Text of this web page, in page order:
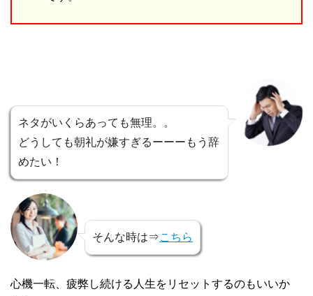
ネタがいくらあっても無理。。
どうしても朝礼が嫌すぎるーーーもう辞
めたい！
そんな時は⇒こちら
心機一転、疲弊し続ける人生をリセットするのもいいか